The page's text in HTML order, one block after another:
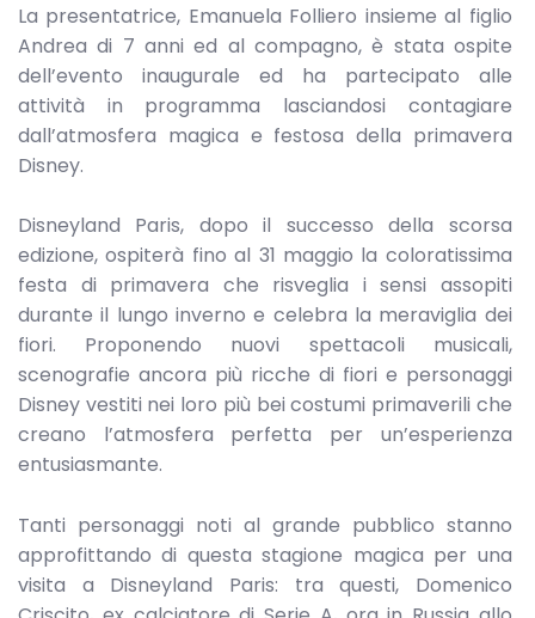
La presentatrice, Emanuela Folliero insieme al figlio
Andrea di 7 anni ed al compagno, è stata ospite
dell’evento inaugurale ed ha partecipato alle
attività in programma lasciandosi contagiare
dall’atmosfera magica e festosa della primavera
Disney.
Disneyland Paris, dopo il successo della scorsa
edizione, ospiterà fino al 31 maggio la coloratissima
festa di primavera che risveglia i sensi assopiti
durante il lungo inverno e celebra la meraviglia dei
fiori. Proponendo nuovi spettacoli musicali,
scenografie ancora più ricche di fiori e personaggi
Disney vestiti nei loro più bei costumi primaverili che
creano l’atmosfera perfetta per un’esperienza
entusiasmante.
Tanti personaggi noti al grande pubblico stanno
approfittando di questa stagione magica per una
visita a Disneyland Paris: tra questi, Domenico